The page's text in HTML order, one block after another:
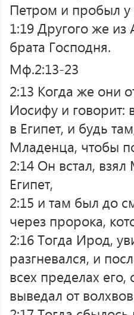
Петром и пробыл у
1:19 Другого же
брата Господня.
Мф.2:13-23
2:13 Когда же они
Иосифу и говорит:
в Египет, и будь
Младенца, чтобы
2:14 Он встал,
Египет,
2:15 и там был до
через пророка,
2:16 Тогда Ирод,
разгневался, и
всех пределах
выведал от